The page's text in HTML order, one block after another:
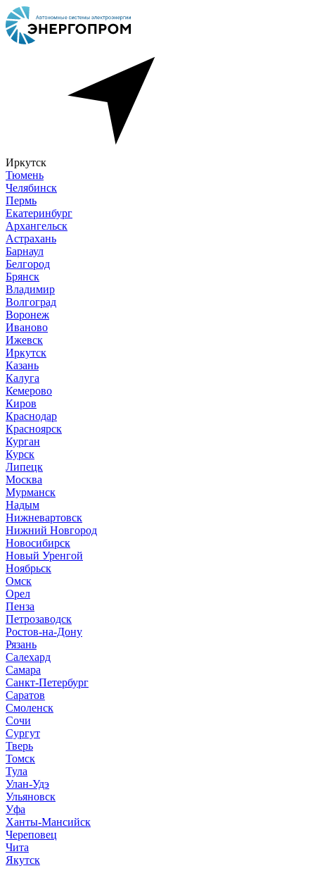
Иркутск
Тюмень
Челябинск
Пермь
Екатеринбург
Архангельск
Астрахань
Барнаул
Белгород
Брянск
Владимир
Волгоград
Воронеж
Иваново
Ижевск
Иркутск
Казань
Калуга
Кемерово
Киров
Краснодар
Красноярск
Курган
Курск
Липецк
Москва
Мурманск
Надым
Нижневартовск
Нижний Новгород
Новосибирск
Новый Уренгой
Ноябрьск
Омск
Орел
Пенза
Петрозаводск
Ростов-на-Дону
Рязань
Салехард
Самара
Санкт-Петербург
Саратов
Смоленск
Сочи
Сургут
Тверь
Томск
Тула
Улан-Удэ
Ульяновск
Уфа
Ханты-Мансийск
Череповец
Чита
Якутск